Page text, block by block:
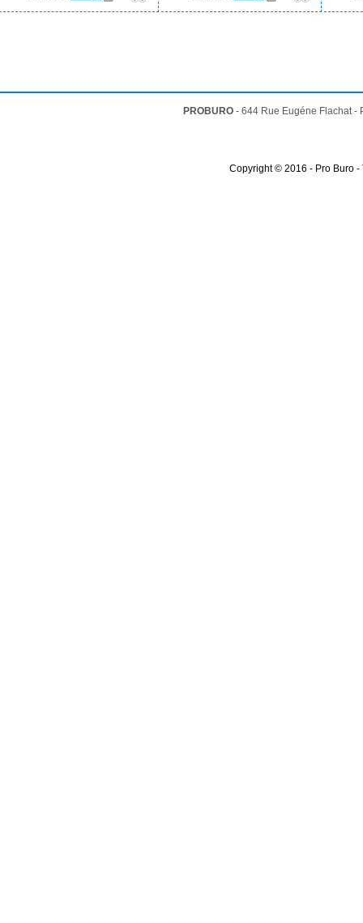
PROBURO - 644 Rue Eugéne Flachat -
Copyright © 2016 - Pro Buro